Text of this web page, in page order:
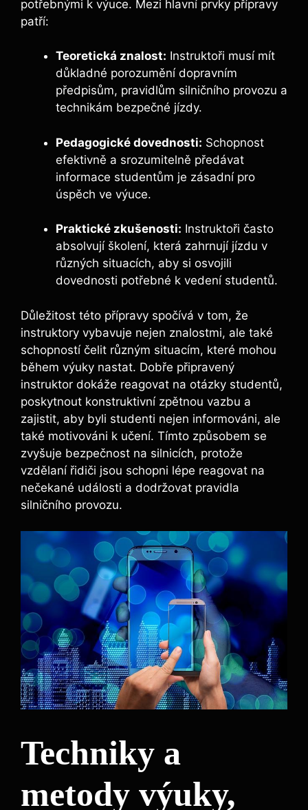
potřebnými k výuce. Mezi hlavní prvky přípravy
patří:
Teoretická znalost: Instruktoři musí mít
důkladné porozumění dopravním
předpisům, pravidlům silničního provozu a
technikám bezpečné jízdy.
Pedagogické dovednosti: Schopnost
efektivně a srozumitelně předávat
informace studentům je zásadní pro
úspěch ve výuce.
Praktické zkušenosti: Instruktoři často
absolvují školení, která zahrnují jízdu v
různých situacích, aby si osvojili
dovednosti potřebné k vedení studentů.
Důležitost této přípravy spočívá v tom, že
instruktory vybavuje nejen znalostmi, ale také
schopností čelit různým situacím, které mohou
během výuky nastat. Dobře připravený
instruktor dokáže reagovat na otázky studentů,
poskytnout konstruktivní zpětnou vazbu a
zajistit, aby byli studenti nejen informováni, ale
také motivováni k učení. Tímto způsobem se
zvyšuje bezpečnost na silnicích, protože
vzdělaní řidiči jsou schopni lépe reagovat na
nečekané události a dodržovat pravidla
silničního provozu.
Techniky a
metody výuky,